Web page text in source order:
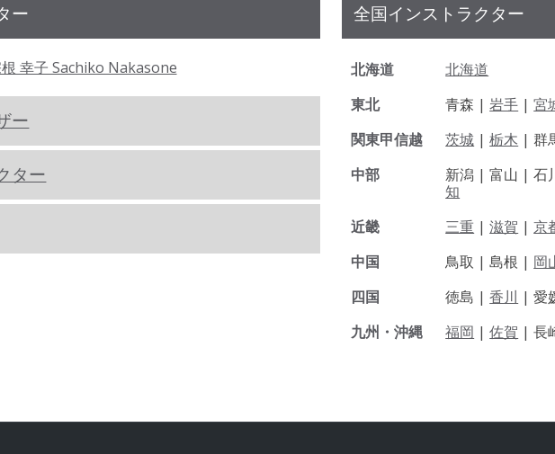
ー
幸子 Sachiko Nakasone
ー
ター
全国インストラクター
北海道
北海道
東北
青森 |岩手 |宮
関東甲信越
茨城 |栃木 | 群
中部
新潟 |富山 |石
知
近畿
三重 |滋賀 |京
中国
鳥取 |島根 | 岡
四国
徳島 |香川 |愛
九州・沖縄
福岡 |佐賀 |長